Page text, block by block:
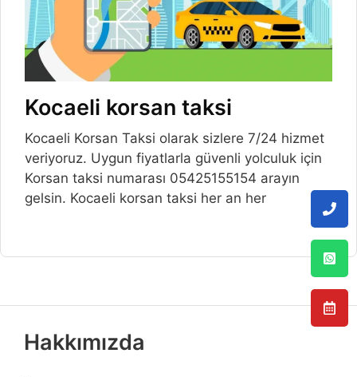
Kocaeli korsan taksi
Kocaeli Korsan Taksi olarak sizlere 7/24 hizmet
veriyoruz. Uygun fiyatlarla güvenli yolculuk için
Korsan taksi numarası 05425155154 arayın
gelsin. Kocaeli korsan taksi her an her
Hakkımızda